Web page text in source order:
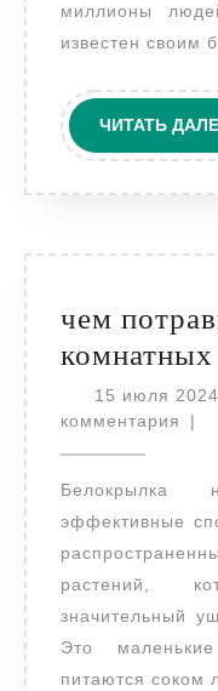
миллионы
известен своим
ЧИТАТЬ
чем
комнатных
15 июля 2024
комментария
|
Белокрылка на комнатных цветах:
эффективные
растений,
значительный
Это
питаются соком